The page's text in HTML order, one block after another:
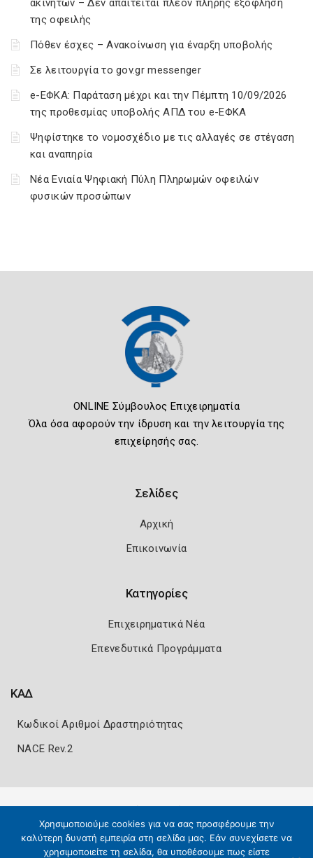
ακινήτων – Δεν απαιτείται πλέον πλήρης εξόφληση
της οφειλής
Πόθεν έσχες – Ανακοίνωση για έναρξη υποβολής
Σε λειτουργία το gov.gr messenger
e-ΕΦΚΑ: Παράταση μέχρι και την Πέμπτη 10/09/2026
της προθεσμίας υποβολής ΑΠΔ του e-ΕΦΚΑ
Ψηφίστηκε το νομοσχέδιο με τις αλλαγές σε στέγαση
και αναπηρία
Νέα Ενιαία Ψηφιακή Πύλη Πληρωμών οφειλών
φυσικών προσώπων
ONLINE Σύμβουλος Επιχειρηματία
Όλα όσα αφορούν την ίδρυση και την λειτουργία της
επιχείρησής σας.
Σελίδες
Αρχική
Επικοινωνία
Κατηγορίες
Επιχειρηματικά Νέα
Επενεδυτικά Προγράμματα
ΚΑΔ
Κωδικοί Αριθμοί Δραστηριότητας
NACE Rev.2
Χρησιμοποιούμε cookies για να σας προσφέρουμε την
καλύτερη δυνατή εμπειρία στη σελίδα μας. Εάν συνεχίσετε να
χρησιμοποιείτε τη σελίδα, θα υποθέσουμε πως είστε
Copyright 2026 Knowledge A.E.